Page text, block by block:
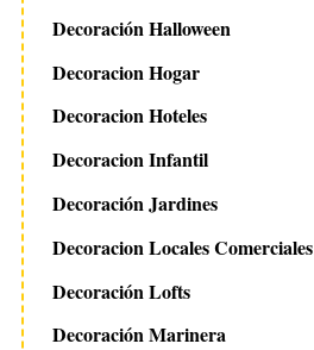
Decoración Halloween
Decoracion Hogar
Decoracion Hoteles
Decoracion Infantil
Decoración Jardines
Decoracion Locales Comerciales
Decoración Lofts
Decoración Marinera